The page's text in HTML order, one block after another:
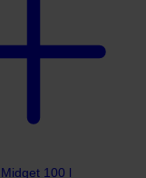
Midget 100 l